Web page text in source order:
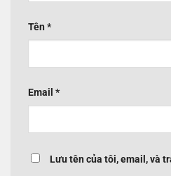
Tên *
Email *
Lưu tên của tôi, email, và